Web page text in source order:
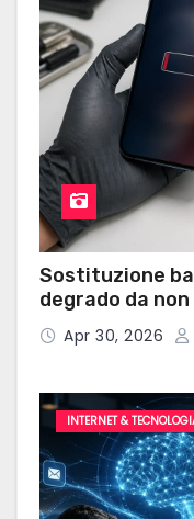
Sostituzione
degrado da
Apr 30, 2026
INTERNET &